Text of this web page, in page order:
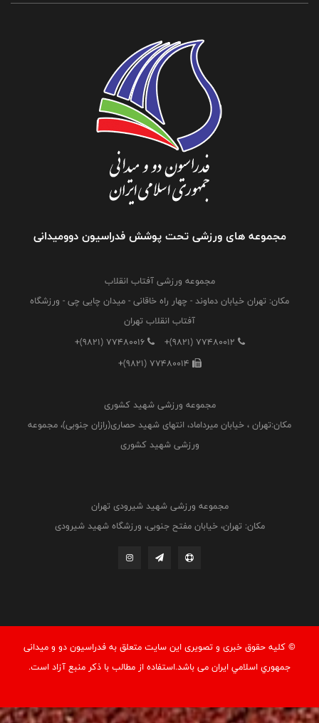
مجموعه های ورزشی تحت پوشش فدراسیون دوومیدانی
مجموعه ورزشی آفتاب انقلاب
مکان: تهران خیابان دماوند - چهار راه خاقانی - میدان چایی چی - ورزشگاه
آفتاب انقلاب تهران
+(9821) 77480012
+(9821) 77480016
+(9821) 77480014
مجموعه ورزشی شهید کشوری
مکان:تهران ، خیابان میرداماد، انتهای شهید حصاری(رازان جنوبی)، مجموعه
ورزشی شهید کشوری
مجموعه ورزشی شهید شیرودی تهران
مکان: تهران، خیابان مفتح جنوبی، ورزشگاه شهید شیرودی
© کليه حقوق خبری و تصويری اين سايت متعلق به فدراسيون دو و میدانی
جمهوري اسلامي ايران می باشد.استفاده از مطالب با ذكر منبع آزاد است.